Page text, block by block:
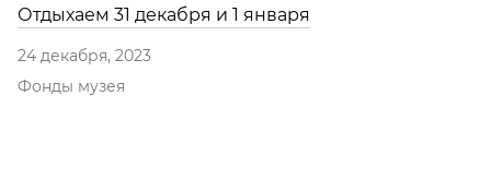
Отдыхаем 31 декабря и 1 января
24 декабря, 2023
Фонды музея